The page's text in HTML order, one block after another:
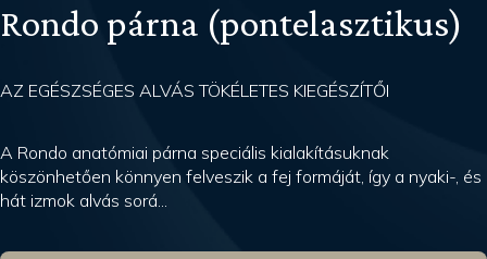
Rondo párna (pontelasztikus)
AZ EGÉSZSÉGES ALVÁS TÖKÉLETES KIEGÉSZÍTŐI
A Rondo anatómiai párna speciális kialakításuknak
köszönhetően könnyen felveszik a fej formáját, így a nyaki-, és
hát izmok alvás sorá...